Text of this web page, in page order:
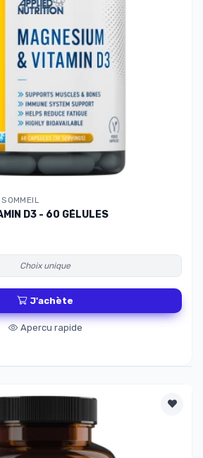
D3 - 60 GÉLULES
Choix unique
J'achète
Apercu rapide